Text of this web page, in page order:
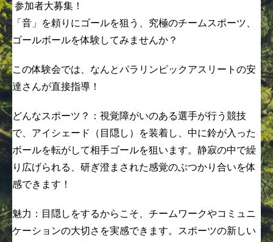
参加者大募集！
「音」を頼りにゴールを狙う、究極のチームスポーツ、
ゴールボールを体験してみませんか？
この体験会では、なんとパラリンピックアスリートの安
達さんが直接指導！
どんなスポーツ？：視覚障がいのある選手が行う競技
で、アイシェード（目隠し）を装着し、中に鈴が入った
ボールを転がして相手ゴールを狙います。静寂の中で繰
り広げられる、研ぎ澄まされた感覚のぶつかり合いを体
感できます！
魅力：目隠しをするからこそ、チームワークやコミュニ
ケーションの大切さを実感できます。スポーツの新しい